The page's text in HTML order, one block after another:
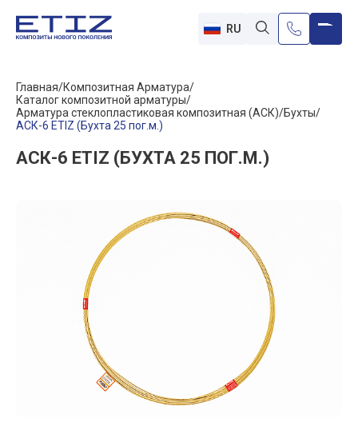
RU
Главная Композитная Арматура
Каталог композитной арматуры
Арматура стеклопластиковая композитная (АСК) Бухты
АСК-6 ETIZ (Бухта 25 пог.м.)
АСК-6 ETIZ (БУХТА 25 ПОГ.М.)